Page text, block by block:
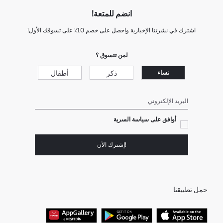
انضم للمتعة!
اشترك في نشرتنا الإخبارية واحصل على خصم 10٪ على تسوقك الأول!
لمن تتسوق ؟
نساء ذكر أطفال
البريد الإلكتروني
أوافق على سياسة السرية
!إشترك الآن
حمل تطبيقنا